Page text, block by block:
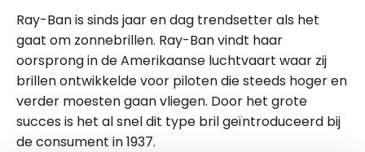
Ray-Ban is sinds jaar en dag trendsetter als het
gaat om zonnebrillen. Ray-Ban vindt haar
oorsprong in de Amerikaanse luchtvaart waar zij
brillen ontwikkelde voor piloten die steeds hoger en
verder moesten gaan vliegen. Door het grote
succes is het al snel dit type bril geïntroduceerd bij
de consument in 1937.